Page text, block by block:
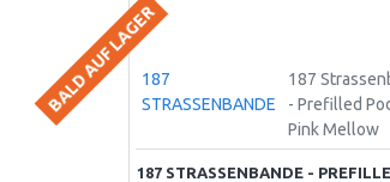
BALD AUF LAGER187
STRASSENBANDE
187
- Prefilled
Pink Mellow
187 STRASSENBANDE -